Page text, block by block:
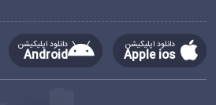
دانلود اپلیکیشن
Apple ios
دانلود اپلیکیشن
Android